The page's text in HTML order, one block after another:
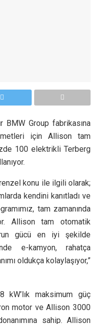
BMW Group fabrikasına
için Allison tam
100 elektrikli Terberg
konu ile ilgili olarak;
kendini kanıtladı ve
tam zamanında
Allison tam otomatik
gücü en iyi şekilde
e-kamyon, rahatça
oldukça kolaylaşıyor,”
kW’lık maksimum güç
motor ve Allison 3000
sahip. Allison